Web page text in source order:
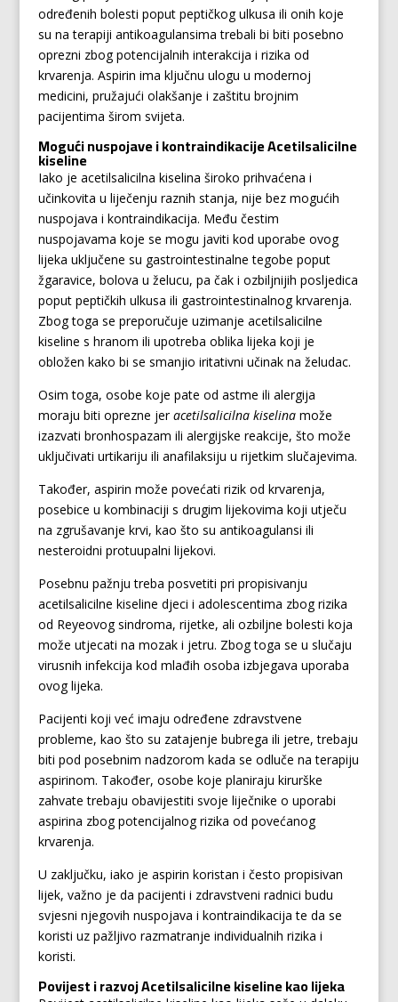
određenih bolesti poput peptičkog ulkusa ili onih koje
su na terapiji antikoagulansima trebali bi biti posebno
oprezni zbog potencijalnih interakcija i rizika od
krvarenja. Aspirin ima ključnu ulogu u modernoj
medicini, pružajući olakšanje i zaštitu brojnim
pacijentima širom svijeta.
Mogući nuspojave i kontraindikacije Acetilsalicilne
kiseline
Iako je acetilsalicilna kiselina široko prihvaćena i
učinkovita u liječenju raznih stanja, nije bez mogućih
nuspojava i kontraindikacija. Među čestim
nuspojavama koje se mogu javiti kod uporabe ovog
lijeka uključene su gastrointestinalne tegobe poput
žgaravice, bolova u želucu, pa čak i ozbiljnijih posljedica
poput peptičkih ulkusa ili gastrointestinalnog krvarenja.
Zbog toga se preporučuje uzimanje acetilsalicilne
kiseline s hranom ili upotreba oblika lijeka koji je
obložen kako bi se smanjio iritativni učinak na želudac.
Osim toga, osobe koje pate od astme ili alergija
moraju biti oprezne jeracetilsalicilna kiselinamože
izazvati bronhospazam ili alergijske reakcije, što može
uključivati urtikariju ili anafilaksiju u rijetkim slučajevima.
Također, aspirin može povećati rizik od krvarenja,
posebice u kombinaciji s drugim lijekovima koji utječu
na zgrušavanje krvi, kao što su antikoagulansi ili
nesteroidni protuupalni lijekovi.
Posebnu pažnju treba posvetiti pri propisivanju
acetilsalicilne kiseline djeci i adolescentima zbog rizika
od Reyeovog sindroma, rijetke, ali ozbiljne bolesti koja
može utjecati na mozak i jetru. Zbog toga se u slučaju
virusnih infekcija kod mlađih osoba izbjegava uporaba
ovog lijeka.
Pacijenti koji već imaju određene zdravstvene
probleme, kao što su zatajenje bubrega ili jetre, trebaju
biti pod posebnim nadzorom kada se odluče na terapiju
aspirinom. Također, osobe koje planiraju kirurške
zahvate trebaju obavijestiti svoje liječnike o uporabi
aspirina zbog potencijalnog rizika od povećanog
krvarenja.
U zaključku, iako je aspirin koristan i često propisivan
lijek, važno je da pacijenti i zdravstveni radnici budu
svjesni njegovih nuspojava i kontraindikacija te da se
koristi uz pažljivo razmatranje individualnih rizika i
koristi.
Povijest i razvoj Acetilsalicilne kiseline kao lijeka